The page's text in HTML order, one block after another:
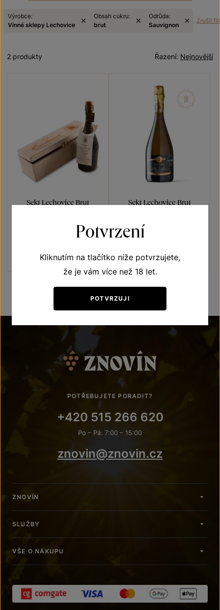
Výrobce:
Vinné sklepy Lechovice
Obsah cukru:
brut
Odrůda:
Sauvignon
Zrušit
Nejnovější
Řazení:
2 produkty
Sekt Lechovice Brut
Sekty a šumivá vína
jakostní šumivé víno 2021
900Kč
Sekt Lechovice Brut
Sekty a šumivá vína
jakostní šumivé víno 2023
260Kč
POTŘEBUJETE PORADIT?
+420 515 266 620
Po – Pá: 7:00 – 15:00
znovin@znovin.cz
ZNOVÍN
SLUŽBY
VŠE O NÁKUPU
Potvrzení
Kliknutím na tlačítko níže potvrzujete,
že je vám více než 18 let.
POTVRZUJI